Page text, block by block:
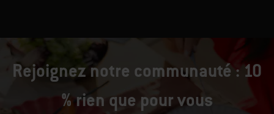
Rejoignez notre communauté : 10
% rien que pour vous